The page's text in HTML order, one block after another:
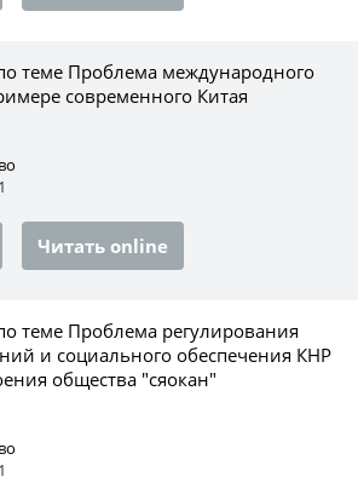
теме Проблема международного
современного Китая
Читать online
теме Проблема регулирования
и социального обеспечения КНР
общества "сяокан"